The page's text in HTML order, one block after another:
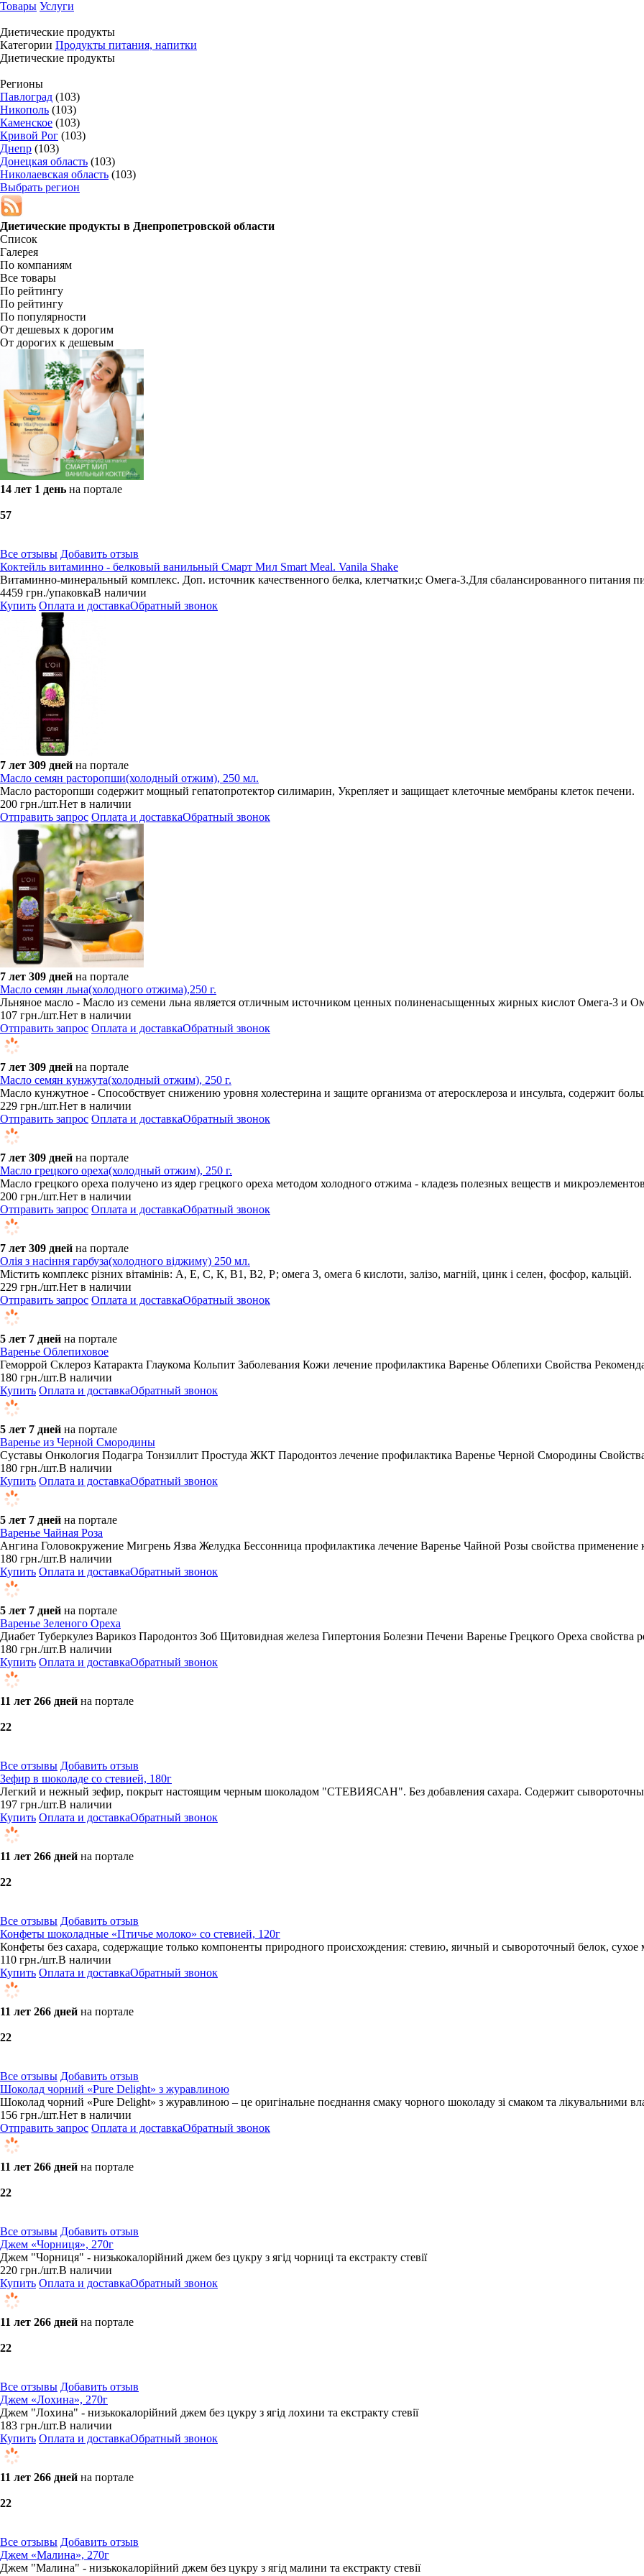
Товары Услуги
Диетические продукты
Категории Продукты питания, напитки
Диетические продукты
Регионы
Павлоград (103)
Никополь (103)
Каменское (103)
Кривой Рог (103)
Днепр (103)
Донецкая область (103)
Николаевская область (103)
Выбрать регион
Диетические продукты в Днепропетровской области
Список
Галерея
По компаниям
Все товары
По рейтингу
По рейтингу
По популярности
От дешевых к дорогим
От дорогих к дешевым
14 лет 1 день на портале
57
Все отзывы Добавить отзыв
Коктейль витаминно - белковый ванильный Смарт Мил Smart Meal. Vanila Shake
Витаминно-минеральный комплекс. Доп. источник качественного белка, клетчатки;с Омега-3.Для сбалансированного питания
4459 грн./упаковкаВ наличии
Купить Оплата и доставкаОбратный звонок
7 лет 309 дней на портале
Масло семян расторопши(холодный отжим), 250 мл.
Масло расторопши содержит мощный гепатопротектор силимарин, Укрепляет и защищает клеточные мембраны клеток печени.
200 грн./шт.Нет в наличии
Отправить запрос Оплата и доставкаОбратный звонок
7 лет 309 дней на портале
Масло семян льна(холодного отжима),250 г.
Льняное масло - Масло из семени льна является отличным источником ценных полиненасыщенных жирных кислот Омега-3 и
107 грн./шт.Нет в наличии
Отправить запрос Оплата и доставкаОбратный звонок
7 лет 309 дней на портале
Масло семян кунжута(холодный отжим), 250 г.
​Масло кунжутное - Способствует снижению уровня холестерина и защите организма от атеросклероза и инсульта, содержит
229 грн./шт.Нет в наличии
Отправить запрос Оплата и доставкаОбратный звонок
7 лет 309 дней на портале
Масло грецкого ореха(холодный отжим), 250 г.
​Масло грецкого ореха получено из ядер грецкого ореха методом холодного отжима - кладезь полезных веществ и
200 грн./шт.Нет в наличии
Отправить запрос Оплата и доставкаОбратный звонок
7 лет 309 дней на портале
Олія з насіння гарбуза(холодного віджиму) 250 мл.
Містить комплекс різних вітамінів: А, Е, С, К, В1, В2, Р; омега 3, омега 6 кислоти, залізо, магній, цинк і селен, фосфор, кальцій.
229 грн./шт.Нет в наличии
Отправить запрос Оплата и доставкаОбратный звонок
5 лет 7 дней на портале
Варенье Облепиховое
Геморрой Склероз Катаракта Глаукома Кольпит Заболевания Кожи лечение профилактика Варенье Облепихи Свойства
180 грн./шт.В наличии
Купить Оплата и доставкаОбратный звонок
5 лет 7 дней на портале
Варенье из Черной Смородины
Суставы Онкология Подагра Тонзиллит Простуда ЖКТ Пародонтоз лечение профилактика Варенье Черной Смородины Свойства
180 грн./шт.В наличии
Купить Оплата и доставкаОбратный звонок
5 лет 7 дней на портале
Варенье Чайная Роза
Ангина Головокружение Мигрень Язва Желудка Беcсонница профилактика лечение Варенье Чайной Розы свойства применение
180 грн./шт.В наличии
Купить Оплата и доставкаОбратный звонок
5 лет 7 дней на портале
Варенье Зеленого Ореха
Диабет Туберкулез Варикоз Пародонтоз Зоб Щитовидная железа Гипертония Болезни Печени Варенье Грецкого Ореха свойства
180 грн./шт.В наличии
Купить Оплата и доставкаОбратный звонок
11 лет 266 дней на портале
22
Все отзывы Добавить отзыв
Зефир в шоколаде со стевией, 180г
Легкий и нежный зефир, покрыт настоящим черным шоколадом "СТЕВИЯСАН". Без добавления сахара. Содержит сывороточный
197 грн./шт.В наличии
Купить Оплата и доставкаОбратный звонок
11 лет 266 дней на портале
22
Все отзывы Добавить отзыв
Конфеты шоколадные «Птичье молоко» со стевией, 120г
Конфеты без сахара, содержащие только компоненты природного происхождения: стевию, яичный и сывороточный белок, сухое
110 грн./шт.В наличии
Купить Оплата и доставкаОбратный звонок
11 лет 266 дней на портале
22
Все отзывы Добавить отзыв
Шоколад чорний «Pure Delight» з журавлиною
Шоколад чорний «Pure Delight» з журавлиною – це оригінальне поєднання смаку чорного шоколаду зі смаком та лікувальними
156 грн./шт.Нет в наличии
Отправить запрос Оплата и доставкаОбратный звонок
11 лет 266 дней на портале
22
Все отзывы Добавить отзыв
Джем «Чорниця», 270г
Джем "Чорниця" - низькокалорійний джем без цукру з ягід чорниці та екстракту стевії
220 грн./шт.В наличии
Купить Оплата и доставкаОбратный звонок
11 лет 266 дней на портале
22
Все отзывы Добавить отзыв
Джем «Лохина», 270г
Джем "Лохина" - низькокалорійний джем без цукру з ягід лохини та екстракту стевії
183 грн./шт.В наличии
Купить Оплата и доставкаОбратный звонок
11 лет 266 дней на портале
22
Все отзывы Добавить отзыв
Джем «Малина», 270г
Джем "Малина" - низькокалорійний джем без цукру з ягід малини та екстракту стевії